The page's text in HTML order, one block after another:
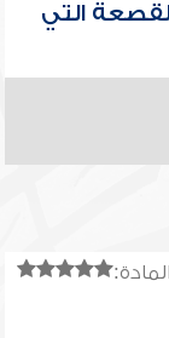
التي